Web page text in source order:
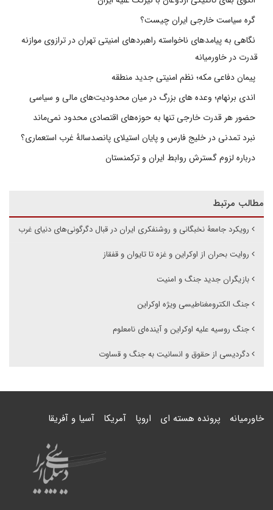
گره سیاست خارجی ایران چیست؟
نگاهی به پیامدهای ناخواسته راهبردهای امنیتی تهران در ترازوی موازنه
قدرت در خاورمیانه
پیمان دفاعی مکه؛ نظم امنیتی جدید منطقه
اندی برنهام؛ وعده های بزرگ در میان محدودیت‌های مالی و سیاسی
حضور هر قدرت خارجی تنها به حوزه‌های اقتصادی محدود نمی‌ماند
نبرد تمدنی در خلیج فارس و پایان استیلای پانصدسالۀ غرب استعماری؟
درباره لزوم گسترش روابط ایران و ترکمنستان
مطالب مرتبط
رویکرد جامعۀ نخبگانی و روشنفکری ایران در قبال دگرگونی‌های دنیای غرب
روایت بحران از اوکراین و غزه تا تایوان و قفقاز
بازیگران جدید جنگ و امنیت
جنگ الکترومغناطیسی ویژه اوکراین
جنگ روسیه علیه اوکراین و آینده‌ای نامعلوم
دگردیسی از حقوق و انسانیت به جنگ و قساوت
خاورمیانه پرونده هسته ای اروپا آمریکا آسیا و آفریقا